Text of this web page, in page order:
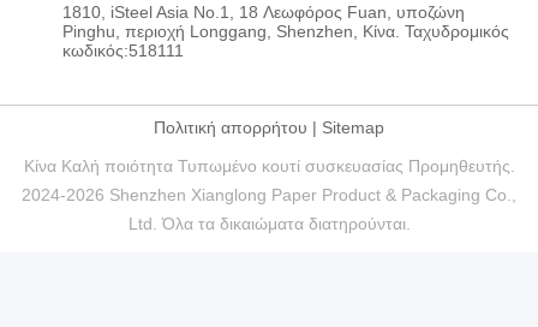
1810, iSteel Asia No.1, 18 Λεωφόρος Fuan, υποζώνη
Pinghu, περιοχή Longgang, Shenzhen, Κίνα. Ταχυδρομικός
κωδικός:518111
Πολιτική απορρήτου | Sitemap
Κίνα Καλή ποιότητα Τυπωμένο κουτί συσκευασίας Προμηθευτής.
2024-2026 Shenzhen Xianglong Paper Product & Packaging Co.,
Ltd. Όλα τα δικαιώματα διατηρούνται.